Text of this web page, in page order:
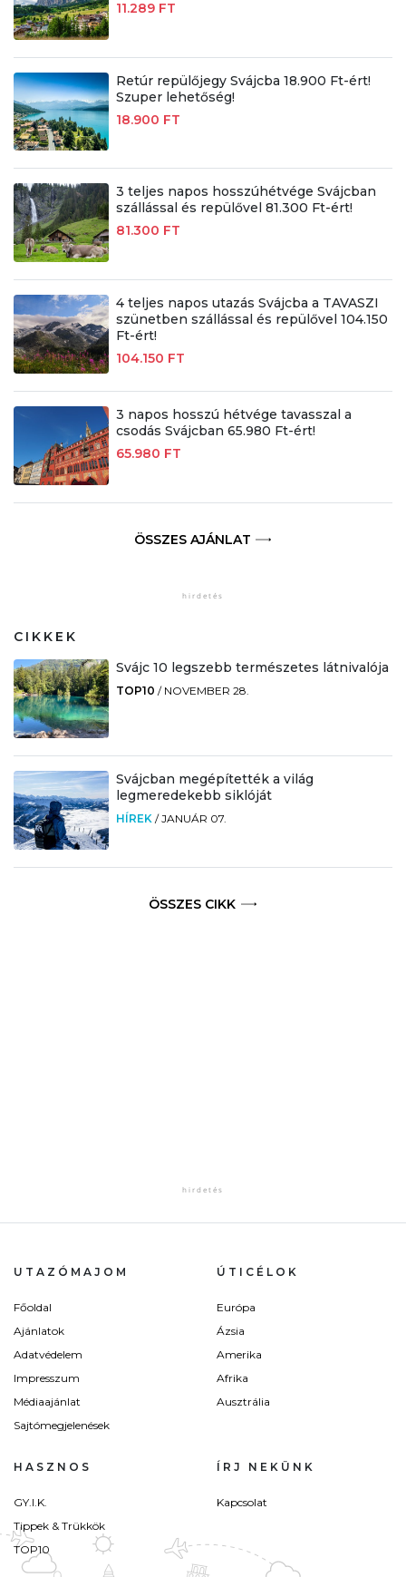
11.289 FT
Retúr repülőjegy Svájcba 18.900 Ft-ért!
Szuper lehetőség!
18.900 FT
3 teljes napos hosszúhétvége Svájcban
szállással és repülővel 81.300 Ft-ért!
81.300 FT
4 teljes napos utazás Svájcba a TAVASZI
szünetben szállással és repülővel 104.150
Ft-ért!
104.150 FT
3 napos hosszú hétvége tavasszal a
csodás Svájcban 65.980 Ft-ért!
65.980 FT
ÖSSZES AJÁNLAT
CIKKEK
Svájc 10 legszebb természetes látnivalója
TOP10 / NOVEMBER 28.
Svájcban megépítették a világ
legmeredekebb siklóját
HÍREK /JANUÁR 07.
ÖSSZES CIKK
UTAZÓMAJOM
Főoldal
Ajánlatok
Adatvédelem
Impresszum
Médiaajánlat
Sajtómegjelenések
ÚTICÉLOK
Európa
Ázsia
Amerika
Afrika
Ausztrália
HASZNOS
GY.I.K.
Tippek & Trükkök
TOP10
ÍRJ NEKÜNK
Kapcsolat